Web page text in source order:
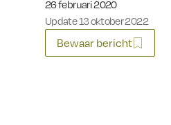
Gepubliceerd op:
26 februari 2020
Update 13 oktober 2022
Bewaar bericht